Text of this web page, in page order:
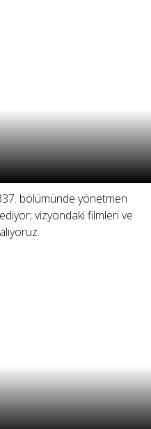
bölümünde yönetmen
vizyondaki filmleri ve